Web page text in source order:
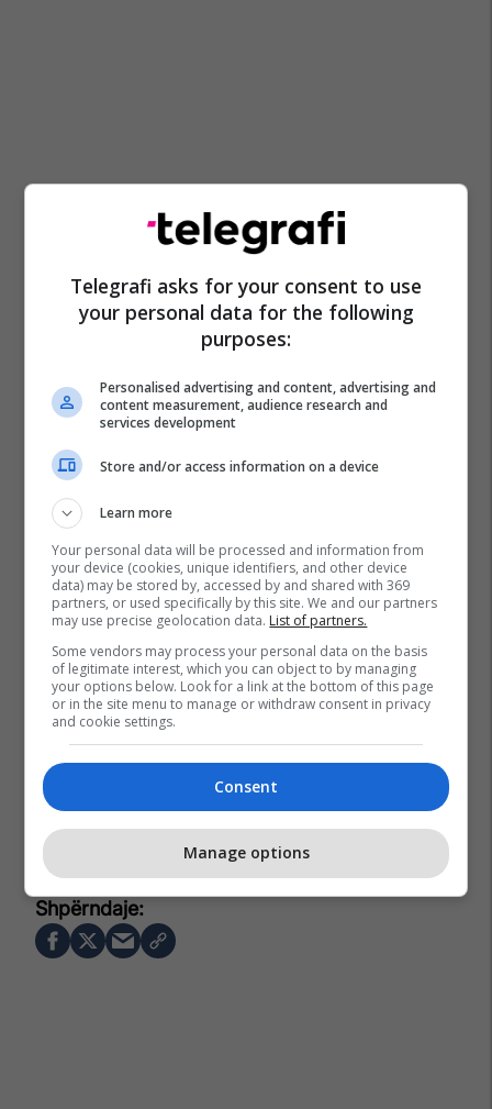
Premier League Zinedine Zidane
Mauricio Pochettino
Ruben Amorim
Telegrafi asks for your consent to use
your personal data for the following
purposes:
Personalised advertising and content, advertising and
content measurement, audience research and
services development
Store and/or access information on a device
Learn more
Your personal data will be processed and information from
your device (cookies, unique identifiers, and other device
data) may be stored by, accessed by and shared with 369
partners, or used specifically by this site. We and our partners
may use precise geolocation data. List of partners.
Some vendors may process your personal data on the basis
of legitimate interest, which you can object to by managing
your options below. Look for a link at the bottom of this page
or in the site menu to manage or withdraw consent in privacy
and cookie settings.
Consent
Manage options